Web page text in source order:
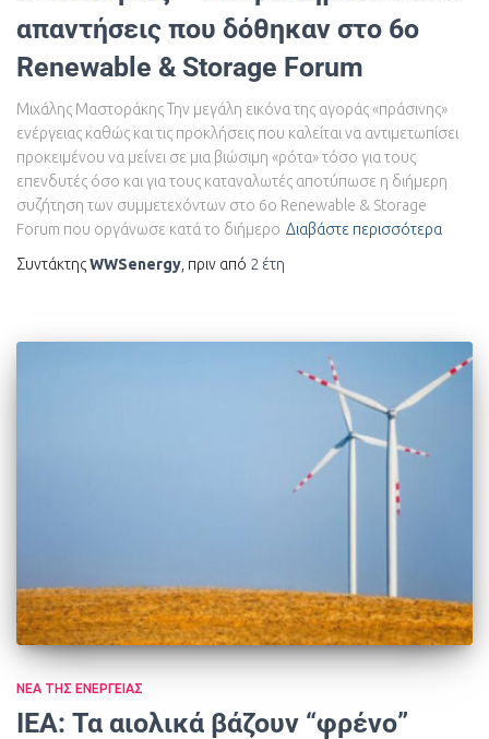
απαντήσεις που δόθηκαν στο 6ο
Renewable & Storage Forum
Μιχάλης Μαστοράκης Την μεγάλη εικόνα της αγοράς «πράσινης»
ενέργειας καθώς και τις προκλήσεις που καλείται να αντιμετωπίσει
προκειμένου να μείνει σε μια βιώσιμη «ρότα» τόσο για τους
επενδυτές όσο και για τους καταναλωτές αποτύπωσε η διήμερη
συζήτηση των συμμετεχόντων στο 6ο Renewable & Storage
Forum που οργάνωσε κατά το διήμερο Διαβάστε περισσότερα
ΣυντάκτηςWWSenergy , πριν από 2 έτη
ΝΈΑ ΤΗΣ ΕΝΈΡΓΕΙΑΣ
IEA: Τα αιολικά βάζουν “φρένο”